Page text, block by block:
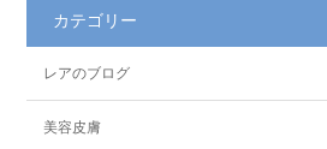
カテゴリー
レアのブログ
美容皮膚